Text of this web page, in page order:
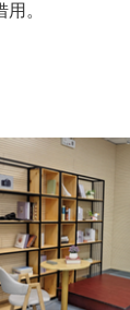
。